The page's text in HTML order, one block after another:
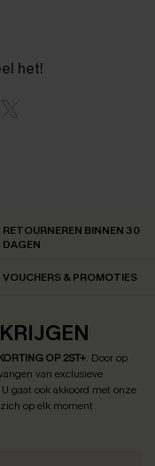
het!
RETOURNEREN BINNEN 30
DAGEN
VOUCHERS & PROMOTIES
OP 2ST+. Door op
van exclusieve
gaat ook akkoord met onze
op elk moment